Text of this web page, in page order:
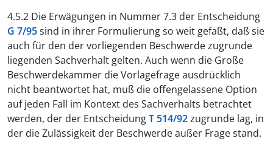
4.5.2 Die Erwägungen in Nummer 7.3 der Entscheidung
G 7/95sind in ihrer Formulierung so weit gefaßt, daß sie
auch für den der vorliegenden Beschwerde zugrunde
liegenden Sachverhalt gelten. Auch wenn die Große
Beschwerdekammer die Vorlagefrage ausdrücklich
nicht beantwortet hat, muß die offengelassene Option
auf jeden Fall im Kontext des Sachverhalts betrachtet
werden, der der EntscheidungT 514/92zugrunde lag, in
der die Zulässigkeit der Beschwerde außer Frage stand.